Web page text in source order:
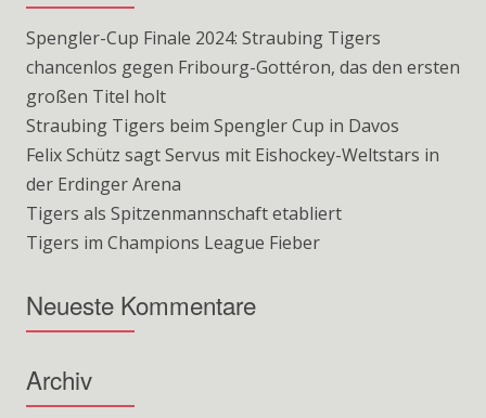
Spengler-Cup Finale 2024: Straubing Tigers
chancenlos gegen Fribourg-Gottéron, das den ersten
großen Titel holt
Straubing Tigers beim Spengler Cup in Davos
Felix Schütz sagt Servus mit Eishockey-Weltstars in
der Erdinger Arena
Tigers als Spitzenmannschaft etabliert
Tigers im Champions League Fieber
Neueste Kommentare
Archiv